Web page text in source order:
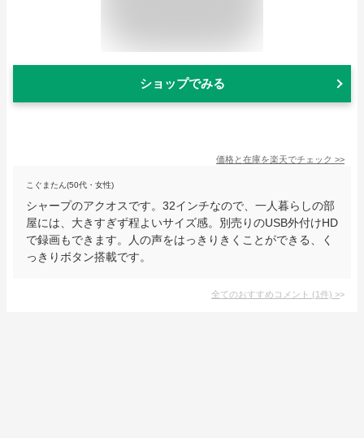
ショップでみる
価格と在庫を楽天でチェック >>
こぐまたん(50代・女性)
シャープのアクオスです。32インチなので、一人暮らしの部
屋には、大きすぎず程よいサイズ感。別売りのUSB外付けHD
で録画もできます。人の声をはっきりきくことができる、く
っきりボタン搭載です。
全てのおすすめコメント (1件) >